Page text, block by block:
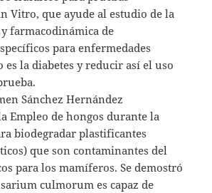
Vitro, que ayude al estudio de la
farmacodinámica de
para enfermedades
es la diabetes y reducir así el uso
Sánchez Hernández
Empleo de hongos durante la
biodegradar plastificantes
que son contaminantes del
para los mamíferos. Se demostró
culmorum es capaz de